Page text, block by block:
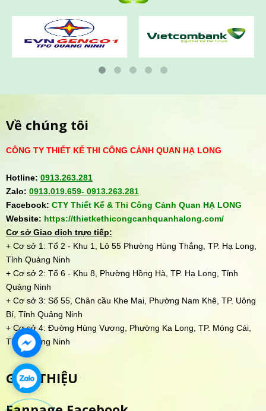
Về chúng tôi
CÔNG TY THIẾT KẾ THI CÔNG CẢNH QUAN HẠ LONG
Hotline: 0913.263.281
Zalo: 0913.019.659- 0913.263.281
Facebook: CTY Thiết Kế & Thi Công Cảnh Quan HẠ LONG
Website: https://thietkethicongcanhquanhalong.com/
Cơ sở Giao dịch trực tiếp:
+ Cơ sở 1: Tổ 2 - Khu 1, Lô 55 Phường Hùng Thắng, TP. Hạ Long,
Tỉnh Quảng Ninh
+ Cơ sở 2: Tổ 6 - Khu 8, Phường Hồng Hà, TP. Hạ Long, Tỉnh
Quảng Ninh
+ Cơ sở 3: Số 55, Chân cầu Khe Mai, Phường Nam Khê, TP. Uông
Bí, Tỉnh Quảng Ninh
+ Cơ sở 4: Đường Hùng Vương, Phường Ka Long, TP. Móng Cái,
Tỉnh Quảng Ninh
GIỚI THIỆU